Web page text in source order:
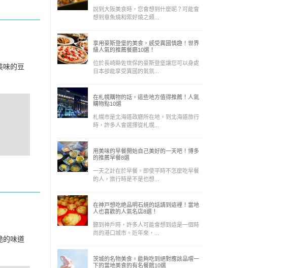
味的豆
的味道
說到大阪美食時，您會想到什麼呢？可能會
想到章魚燒和禦好燒之類...
享用豪斯登堡的美食，感受異國情趣！世界
級人氣的推薦餐廳10選！
位於長崎縣佐世保的豪斯登堡讓您可以身處
日本卻能享受異國的氣氛...
在札幌購物的話，這些地方值得推薦！人氣
購物點10選
札幌市是北海道政廳所在地。到北海道旅行
時，許多人會選擇從札幌...
用美味的早餐開始自己美好的一天吧！博多
的推薦早餐8選
一天之計在於早餐。即使平時不怎麼吃早餐
的人，旅行時是不是也想...
在神戸想吃絶品明石焼的話請到這裡！當地
人也喜歡的人氣名店8選！
聽到神戶時，許多人可能會想到這是一個時
尚的港口城市。近年來，...
茨城的名物美食。能夠吃到絕對應該品嚐一
下的當地美食的有名餐館10選